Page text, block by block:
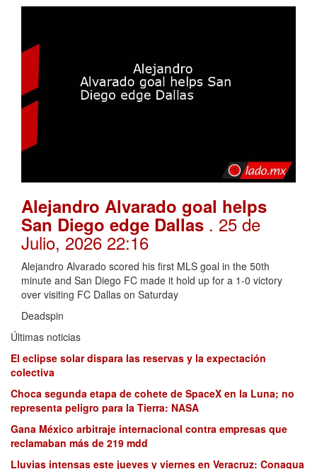
Alejandro Alvarado goal helps
San Diego edge Dallas . 25 de
Julio, 2026 22:16
Alejandro Alvarado scored his first MLS goal in the 50th
minute and San Diego FC made it hold up for a 1-0 victory
over visiting FC Dallas on Saturday
Deadspin
Últimas noticias
El eclipse solar dispara las reservas y la expectación
colectiva
Choca segunda etapa de cohete de SpaceX en la Luna; no
representa peligro para la Tierra: NASA
Gana México arbitraje internacional contra empresas que
reclamaban más de 219 mdd
Lluvias intensas este jueves y viernes en Veracruz: Conagua